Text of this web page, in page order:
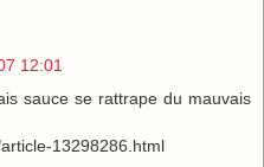
12:01
sauce se rattrape du mauvais
13298286.html